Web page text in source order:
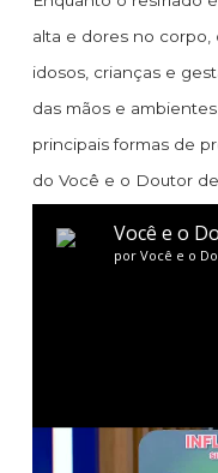
alta e dores no corpo,
idosos, crianças e
das mãos e
principais formas de
do Você e o Doutor